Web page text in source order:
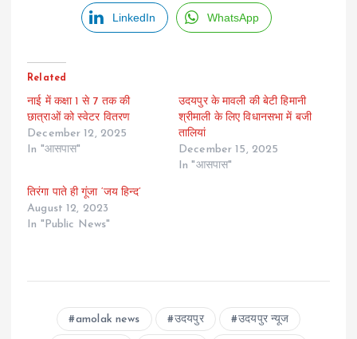
LinkedIn WhatsApp
Related
नाई में कक्षा 1 से 7 तक की
छात्राओं को स्वेटर वितरण
December 12, 2025
In "आसपास"
उदयपुर के मावली की बेटी हिमानी
श्रीमाली के लिए विधानसभा में बजी
तालियां
December 15, 2025
In "आसपास"
तिरंगा पाते ही गूंजा ‘जय हिन्द’
August 12, 2023
In "Public News"
amolak news उदयपुर उदयपुर न्यूज